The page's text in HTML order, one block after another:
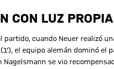
CON LUZ PROPIA
cuando Neuer realizó
el equipo alemán dominó el
se vio